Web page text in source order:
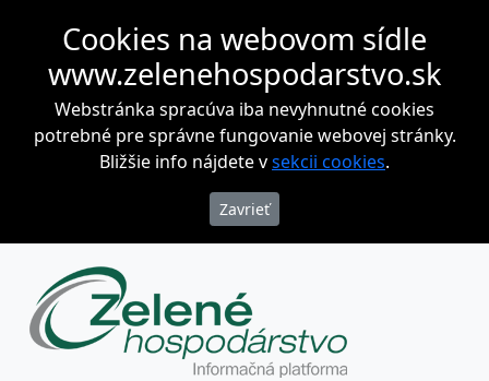
Cookies na webovom sídle
www.zelenehospodarstvo.sk
Webstránka spracúva iba nevyhnutné cookies
potrebné pre správne fungovanie webovej stránky.
Bližšie info nájdete vsekcii cookies.